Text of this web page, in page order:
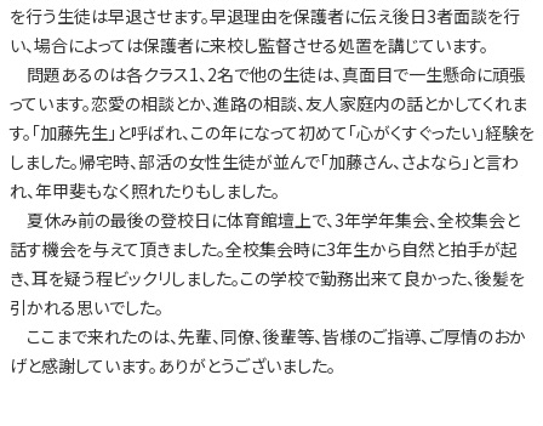
を行う生徒は早退させます。早退理由を保護者に伝え後日3者面談を行
い、場合によっては保護者に来校し監督させる処置を講じています。
問題あるのは各クラス1、2名で他の生徒は、真面目で一生懸命に頑張
っています。恋愛の相談とか、進路の相談、友人家庭内の話とかしてくれま
す。「加藤先生」と呼ばれ、この年になって初めて「心がくすぐったい」経験を
しました。帰宅時、部活の女性生徒が並んで「加藤さん、さよなら」と言わ
れ、年甲斐もなく照れたりもしました。
夏休み前の最後の登校日に体育館壇上で、3年学年集会、全校集会と
話す機会を与えて頂きました。全校集会時に3年生から自然と拍手が起
き、耳を疑う程ビックリしました。この学校で勤務出来て良かった、後髪を
引かれる思いでした。
ここまで来れたのは、先輩、同僚、後輩等、皆様のご指導、ご厚情のおか
げと感謝しています。ありがとうございました。